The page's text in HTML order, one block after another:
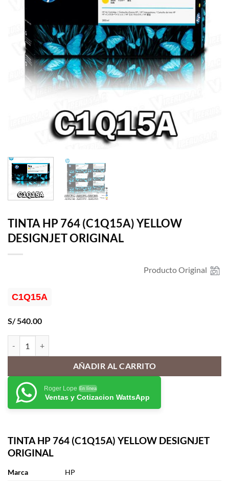
TINTA HP 764 (C1Q15A) YELLOW
DESIGNJET ORIGINAL
Producto Original
C1Q15A
S/540.00
AÑADIR AL CARRITO
Roger Lope En línea
Ventas y Cotizacion WattsApp
TINTA HP 764 (C1Q15A) YELLOW DESIGNJET
ORIGINAL
Marca
HP